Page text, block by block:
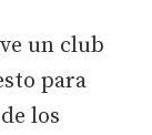
un club
para
los